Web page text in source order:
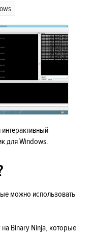
для Windows.
можно использовать
Binary Ninja, которые